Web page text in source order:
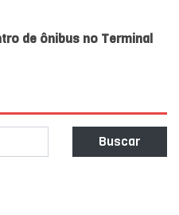
de ônibus no Terminal
Buscar